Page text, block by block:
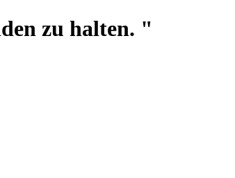
zu halten. "